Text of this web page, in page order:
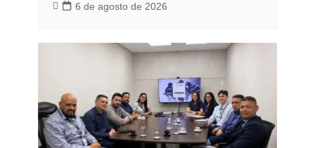
6 de agosto de 2026